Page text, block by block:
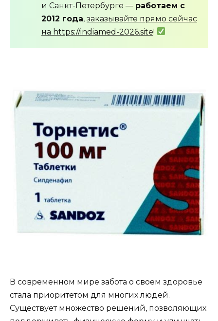
и Санкт-Петербурге — работаем с
2012 года, заказывайте прямо сейчас
на https://indiamed-2026.site!
В современном мире забота о своем здоровье
стала приоритетом для многих людей.
Существует множество решений, позволяющих